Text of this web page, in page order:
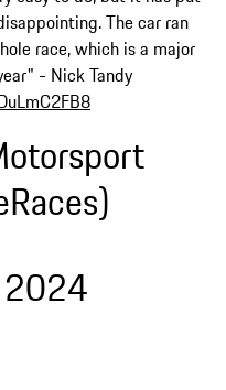
The car ran
race, which is a major
- Nick Tandy